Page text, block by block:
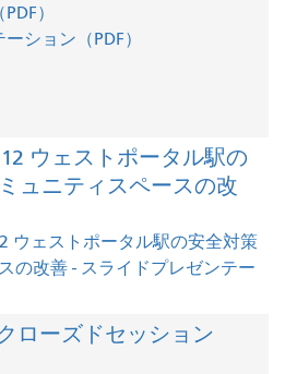
）
ション（PDF）
ウェストポータル駅の
ュニティスペースの改
ウェストポータル駅の安全対策
の改善 - スライドプレゼンテー
ローズドセッション